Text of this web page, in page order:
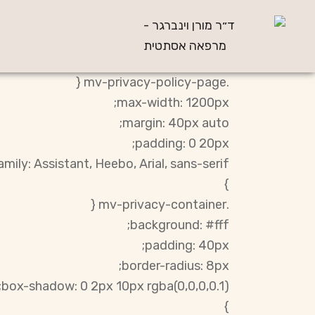
.mv-privacy-policy-page {
max-width: 1200px;
margin: 40px auto;
padding: 0 20px;
Assistant, Heebo, Arial, sans-serif;
}
.mv-privacy-container {
background: #fff;
padding: 40px;
border-radius: 8px;
box-shadow: 0 2px 10px rgba(0,0,0,0.1);
}